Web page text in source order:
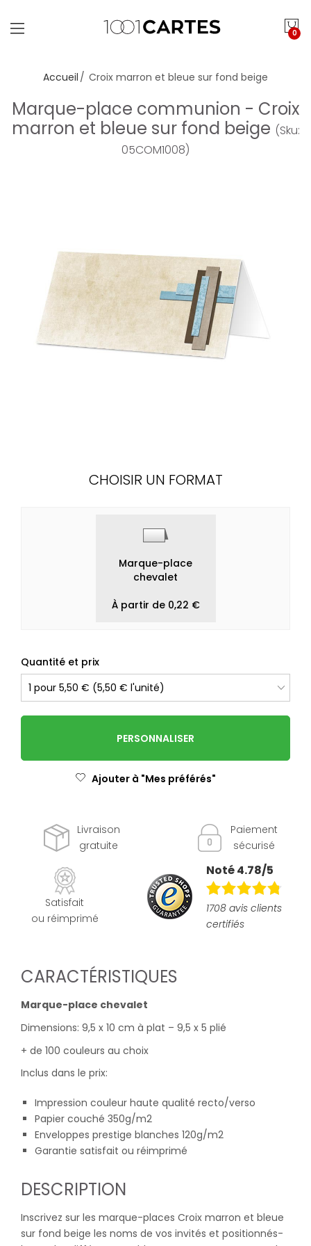
0
Accueil Croix marron et bleue sur fond beige
Marque-place communion - Croix
marron et bleue sur fond beige (Sku:
05COM1008)
CHOISIR UN FORMAT
Marque-place
chevalet
À partir de 0,22 €
Quantité et prix
PERSONNALISER
Ajouter à "Mes préférés"
Livraison
gratuite
Paiement
sécurisé
Satisfait
ou réimprimé
Noté 4.78/5
1708 avis clients
certifiés
CARACTÉRISTIQUES
Marque-place chevalet
Dimensions: 9,5 x 10 cm à plat – 9,5 x 5 plié
+ de 100 couleurs au choix
Inclus dans le prix:
Impression couleur haute qualité recto/verso
Papier couché 350g/m2
Enveloppes prestige blanches 120g/m2
Garantie satisfait ou réimprimé
DESCRIPTION
Inscrivez sur les marque-places Croix marron et bleue
sur fond beige les noms de vos invités et positionnés-